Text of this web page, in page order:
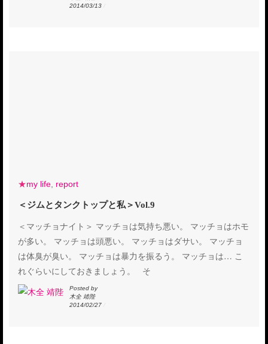
2014/03/13
★my life report
＜ジムとタンクトップと私＞Vol.9
＜マッチョナイト＞ マッチョは気持ち悪い。 マッチョはホモ
が多い。 マッチョは頭悪い。 マッチョはダサい。 マッチョ
は体臭が臭い。 マッチョは暴力を振るう。 マッチョは… こ
れぐらいにしておきましょう。 そ
Posted by
木全 靖陛
2014/02/27